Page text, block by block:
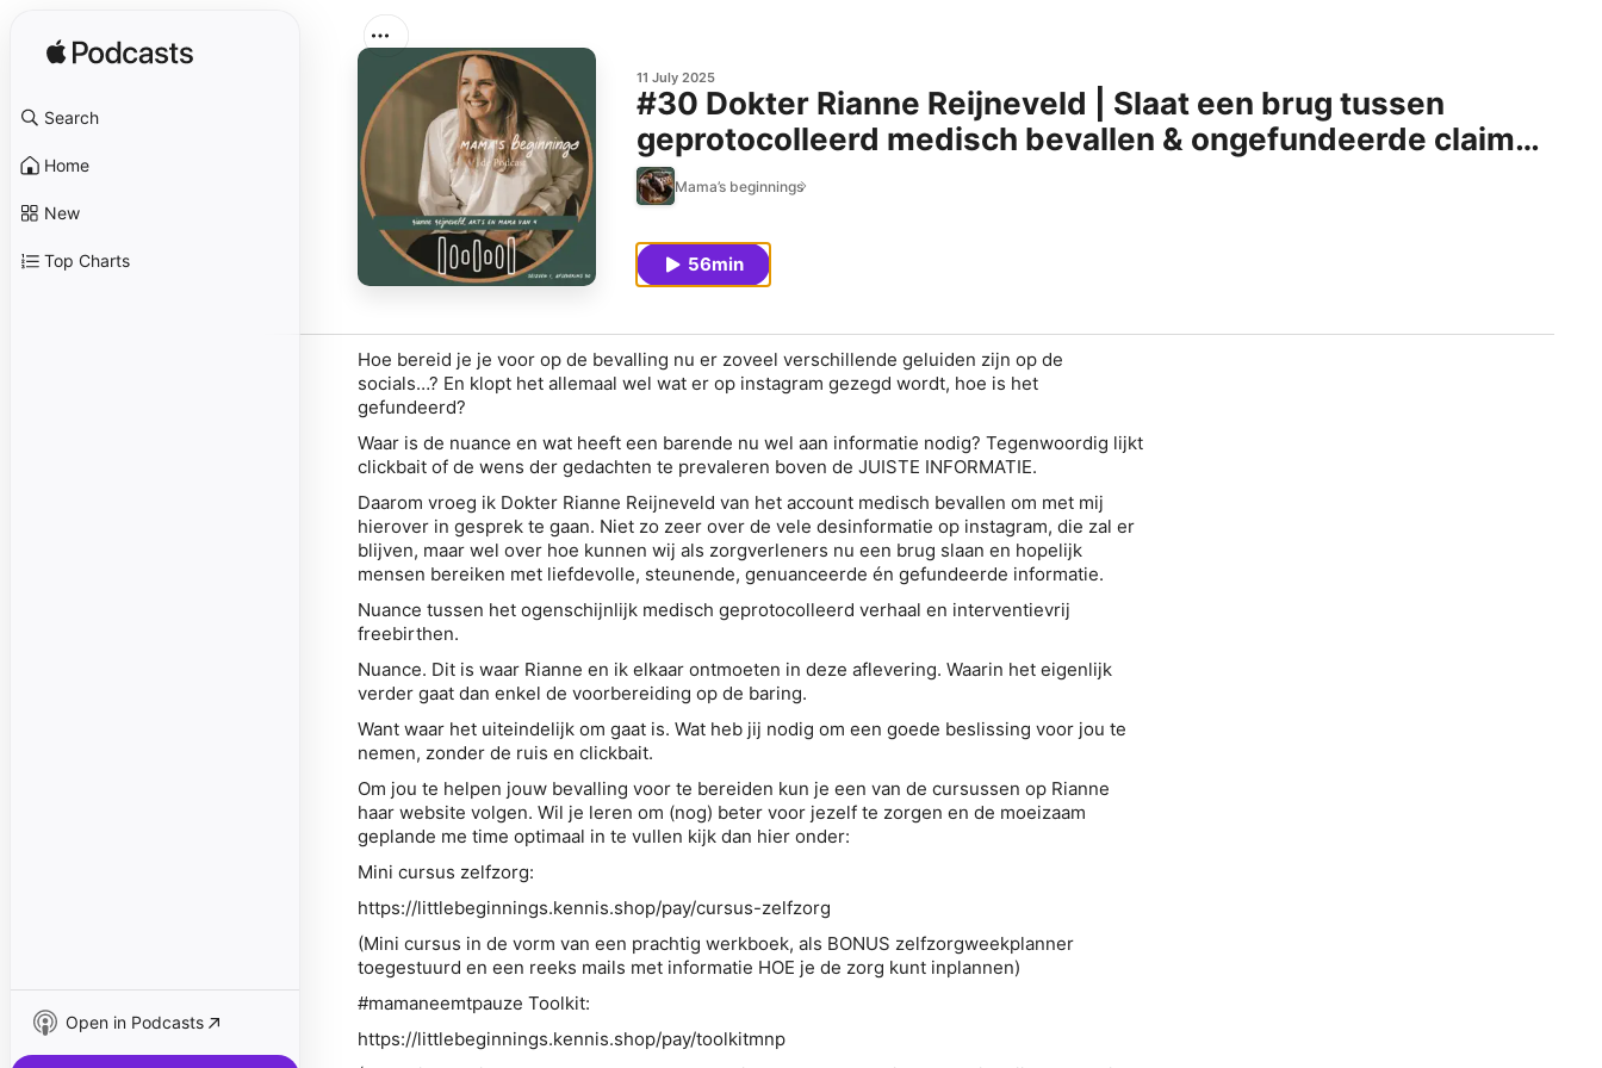
Search
Home
New
Top Charts
Open in Podcasts
11 July 2025
#30 Dokter Rianne Reijneveld | Slaat een brug tussen
geprotocolleerd medisch bevallen & ongefundeerde claims
op de socials
Mama’s beginnings
56min
Hoe bereid je je voor op de bevalling nu er zoveel verschillende geluiden zijn op de
socials…? En klopt het allemaal wel wat er op instagram gezegd wordt, hoe is het
gefundeerd?
Waar is de nuance en wat heeft een barende nu wel aan informatie nodig? Tegenwoordig lijkt
clickbait of de wens der gedachten te prevaleren boven de JUISTE INFORMATIE.
Daarom vroeg ik Dokter Rianne Reijneveld van het account medisch bevallen om met mij
hierover in gesprek te gaan. Niet zo zeer over de vele desinformatie op instagram, die zal er
blijven, maar wel over hoe kunnen wij als zorgverleners nu een brug slaan en hopelijk
mensen bereiken met liefdevolle, steunende, genuanceerde én gefundeerde informatie.
Nuance tussen het ogenschijnlijk medisch geprotocolleerd verhaal en interventievrij
freebirthen.
Nuance. Dit is waar Rianne en ik elkaar ontmoeten in deze aflevering. Waarin het eigenlijk
verder gaat dan enkel de voorbereiding op de baring.
Want waar het uiteindelijk om gaat is. Wat heb jij nodig om een goede beslissing voor jou te
nemen, zonder de ruis en clickbait.
Om jou te helpen jouw bevalling voor te bereiden kun je een van de cursussen op Rianne
haar website volgen. Wil je leren om (nog) beter voor jezelf te zorgen en de moeizaam
geplande me time optimaal in te vullen kijk dan hier onder:
Mini cursus zelfzorg:
https://littlebeginnings.kennis.shop/pay/cursus-zelfzorg
(Mini cursus in de vorm van een prachtig werkboek, als BONUS zelfzorgweekplanner
toegestuurd en een reeks mails met informatie HOE je de zorg kunt inplannen)
#mamaneemtpauze Toolkit:
https://littlebeginnings.kennis.shop/pay/toolkitmnp